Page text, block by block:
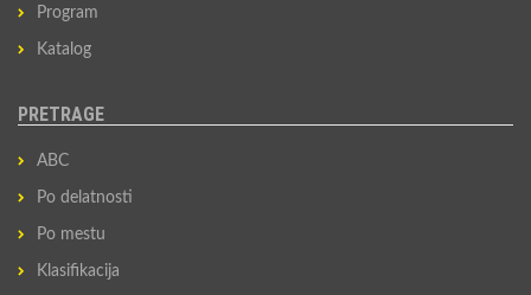
Program
Katalog
PRETRAGE
ABC
Po delatnosti
Po mestu
Klasifikacija